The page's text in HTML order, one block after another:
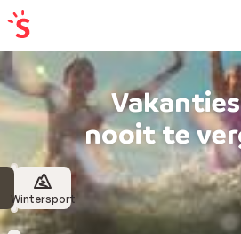
nooit te
Wintersport